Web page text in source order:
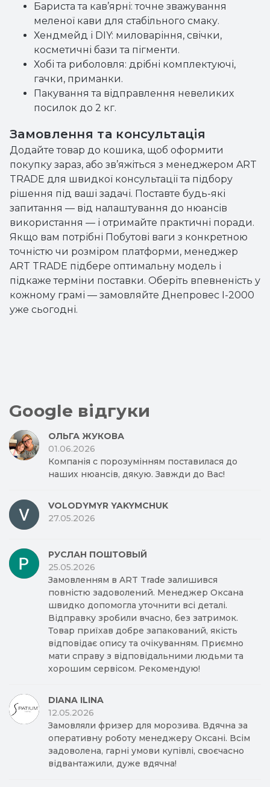
Бариста та кав’ярні: точне зважування
меленої кави для стабільного смаку.
Хендмейд і DIY: миловаріння, свічки,
косметичні бази та пігменти.
Хобі та риболовля: дрібні комплектуючі,
гачки, приманки.
Пакування та відправлення невеликих
посилок до 2 кг.
Замовлення та консультація
Додайте товар до кошика, щоб оформити
покупку зараз, або зв’яжіться з менеджером ART
TRADE для швидкої консультації та підбору
рішення під ваші задачі. Поставте будь-які
запитання — від налаштування до нюансів
використання — і отримайте практичні поради.
Якщо вам потрібні Побутові ваги з конкретною
точністю чи розміром платформи, менеджер
ART TRADE підбере оптимальну модель і
підкаже терміни поставки. Оберіть впевненість у
кожному грамі — замовляйте Днепровес I-2000
уже сьогодні.
Google відгуки
ОЛЬГА ЖУКОВА
01.06.2026
Компанія с порозумінням поставилася до
наших нюансів, дякую. Завжди до Вас!
VOLODYMYR YAKYMCHUK
27.05.2026
РУСЛАН ПОШТОВЫЙ
25.05.2026
Замовленням в ART Trade залишився
повністю задоволений. Менеджер Оксана
швидко допомогла уточнити всі деталі.
Відправку зробили вчасно, без затримок.
Товар приїхав добре запакований, якість
відповідає опису та очікуванням. Приємно
мати справу з відповідальними людьми та
хорошим сервісом. Рекомендую!
DIANA ILINA
12.05.2026
Замовляли фризер для морозива. Вдячна за
оперативну роботу менеджеру Оксані. Всім
задоволена, гарні умови купівлі, своєчасно
відвантажили, дуже вдячна!